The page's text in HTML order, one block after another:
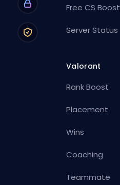
Free CS Boost
Server Status
Valorant
Rank Boost
Placement
Wins
Coaching
Teammate